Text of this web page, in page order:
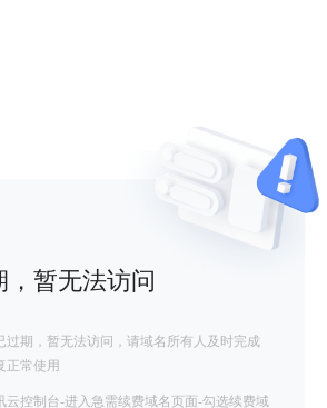
，暂无法访问
过期，暂无法访问，请域名所有人及时完成
正常使用
云控制台-进入急需续费域名页面-勾选续费域